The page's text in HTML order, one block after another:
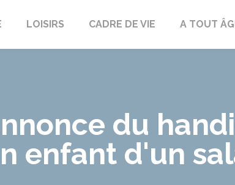
LOISIRS CADRE DE VIE A TOUT
du
enfant d'un